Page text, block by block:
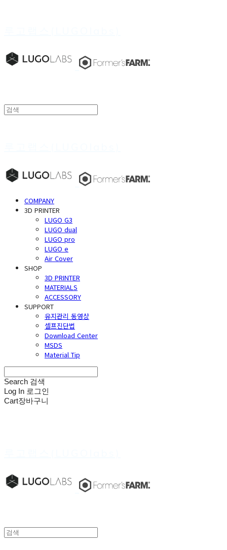
COMPANY
3D PRINTER
LUGO G3
LUGO dual
LUGO pro
LUGO e
Air Cover
SHOP
3D PRINTER
MATERIALS
ACCESSORY
SUPPORT
유지관리 동영상
셀프진단법
Download Center
MSDS
Material Tip
Search 검색
Log In 로그인
Cart장바구니